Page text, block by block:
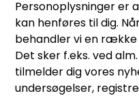
Personoplysninger er
kan henføres til dig.
behandler vi en
Det sker f.eks. ved
tilmelder dig vores
undersøgelser,